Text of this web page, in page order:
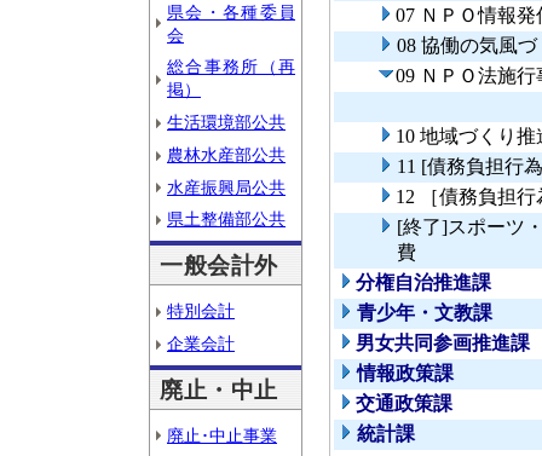
県会・各種委員
会
総合事務所（再
掲）
生活環境部公共
農林水産部公共
水産振興局公共
県土整備部公共
一般会計外
特別会計
企業会計
廃止・中止
廃止･中止事業
07 ＮＰＯ情報発
08 協働の気風
09 ＮＰＯ法施行
10 地域づくり推
11 [債務負担行
12 ［債務負担
[終了]スポーツ
費
分権自治推進課
青少年・文教課
男女共同参画推進課
情報政策課
交通政策課
統計課